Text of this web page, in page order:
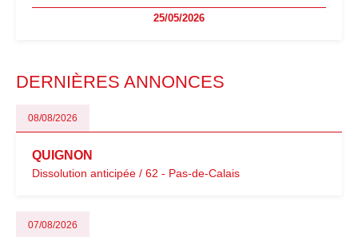
facturation ou risque de bascule vers la TVA : les règles
25/05/2026
DERNIÈRES ANNONCES
08/08/2026
QUIGNON
Dissolution anticipée / 62 - Pas-de-Calais
07/08/2026